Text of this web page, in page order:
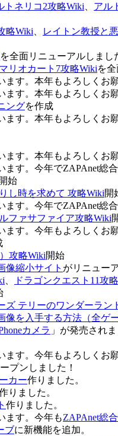
トネリコ2攻略Wiki アル
略Wiki レイトン教授と
を全面リニューアルしまし
マリオカート7攻略Wikiを
す。本年もよろしくお願
す。本年もよろしくお願
ングを作成
す。本年もよろしくお願
す。本年もよろしくお願
す。今年でZAPAnet総
開始
し時を求めて 攻略Wiki開
す。今年でZAPAnet総
ファサファイア攻略Wiki
す。今年もよろしくお願
攻略Wiki開始
像縮小サイト がリニュー
ドラゴンクエスト11攻
ズ テリーのワンダーラン
を入手する方法（全ゲ
カメラ 」が発売され
す。今年もよろしくお願
プンしました！
カー作りました。
りました。
作りました。
ます。今年もZAPAnet総
ブに新機能を追加。